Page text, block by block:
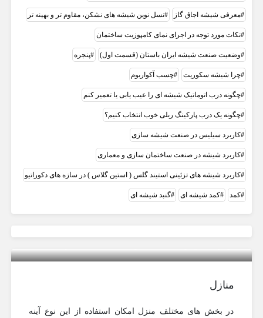
معرفی شیشه اجاق گاز نسل نوین شیشه های نشکن، مقاوم تر و بهینه تر
نکات مورد توجه در اجرای نمای کامپوزیت ساختمان
وضعیت صنعت شیشه ایران باستان (قسمت اول) پنجره
چرا شیشه سکوریت چسب آکواریوم
چگونه درب اتوماتیک شیشه ای را عیب یابی یا تعمیر کنم
چگونه یک درب پارکینگ ریلی خوب انتخاب کنیم؟
کاربرد سیلیس در صنعت شيشه سازی
کاربرد شیشه در صنعت ساختمان سازی و معماری
کاربرد شیشه های تزئینی استیند گلس ( استین گلاس ) در سازه های دکوراتیو
کمد کمد شیشه ای گنبد شیشه ای
منازل
در بخش های مختلف منزل امکان استفاده از این نوع آینه